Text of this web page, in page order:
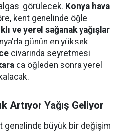
görülecek. Konya hava
kent genelinde öğle
ve yerel sağanak yağışlar
günün en yüksek
civarında seyretmesi
da öğleden sonra yerel
Artıyor Yağış Geliyor
genelinde büyük bir değişim